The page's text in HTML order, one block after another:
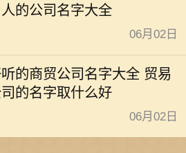
的公司名字大全
06月02日
的商贸公司名字大全 贸易
的名字取什么好
06月02日